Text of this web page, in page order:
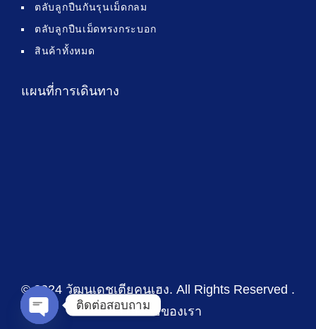
ตลับลูกปืนกันรุนเม็ดกลม
ตลับลูกปืนเม็ดทรงกระบอก
สินค้าทั้งหมด
แผนที่การเดินทาง
© 2024 วัฒนเดชเตียคุนเฮง. All Rights Reserved .
นโยบายของเรา
ติดต่อสอบถาม